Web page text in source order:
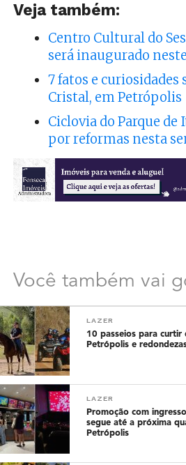
Veja também:
Centro Cultural do
será inaugurado
7 fatos e curiosidades
Cristal, em Petrópolis
Ciclovia do Parque de
por reformas nesta
Você também vai
LAZER
10 passeios para curtir
Petrópolis e
LAZER
Promoção com
segue até a próxima
Petrópolis